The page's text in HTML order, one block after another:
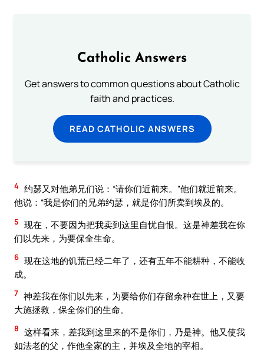
Catholic Answers
Get answers to common questions about Catholic
faith and practices.
READ CATHOLIC ANSWERS
4 约瑟又对他弟兄们说：“请你们近前来。”他们就近前来。
他说：“我是你们的兄弟约瑟，就是你们所卖到埃及的。
5 现在，不要因为把我卖到这里自忧自恨。这是神差我在你
们以先来，为要保全生命。
6 现在这地的饥荒已经二年了，还有五年不能耕种，不能收
成。
7 神差我在你们以先来，为要给你们存留余种在世上，又要
大施拯救，保全你们的生命。
8 这样看来，差我到这里来的不是你们，乃是神。他又使我
如法老的父，作他全家的主，并埃及全地的宰相。